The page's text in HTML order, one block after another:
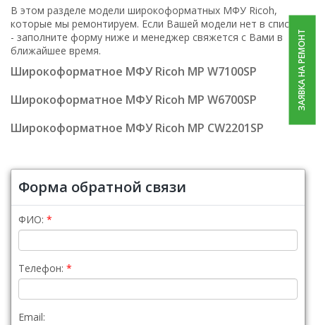
В этом разделе модели широкоформатных МФУ Ricoh,
которые мы ремонтируем. Если Вашей модели нет в списке
- заполните форму ниже и менеджер свяжется с Вами в
ближайшее время.
Широкоформатное МФУ Ricoh MP W7100SP
Широкоформатное МФУ Ricoh MP W6700SP
Широкоформатное МФУ Ricoh MP CW2201SP
Форма обратной связи
ФИО:
Телефон:
Email:
ЗАЯВКА НА РЕМОНТ